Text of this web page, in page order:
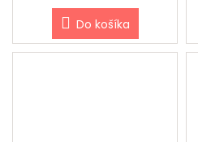
Do košíka